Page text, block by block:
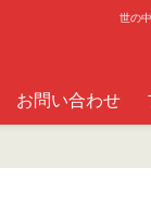
世の
お問い合わせ